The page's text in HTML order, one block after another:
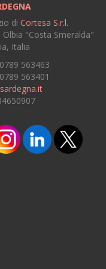
di Cortesa S.r.l.
"Costa Smeralda"
Italia
563463
563401